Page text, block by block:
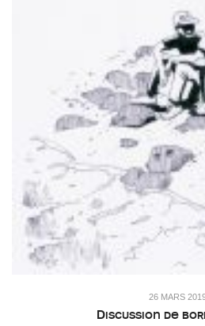
26 MARS
Discussion de